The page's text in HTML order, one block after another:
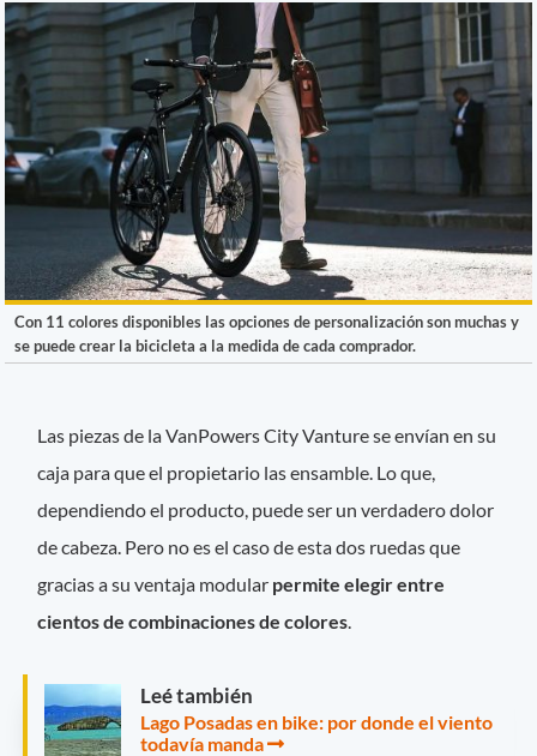
Con 11 colores disponibles las opciones de personalización son muchas y
se puede crear la bicicleta a la medida de cada comprador.
Las piezas de la VanPowers City Vanture se envían en su
caja para que el propietario las ensamble. Lo que,
dependiendo el producto, puede ser un verdadero dolor
de cabeza. Pero no es el caso de esta dos ruedas que
gracias a su ventaja modular permite elegir entre
cientos de combinaciones de colores
Leé también
Lago Posadas en bike: por donde el viento
todavía manda